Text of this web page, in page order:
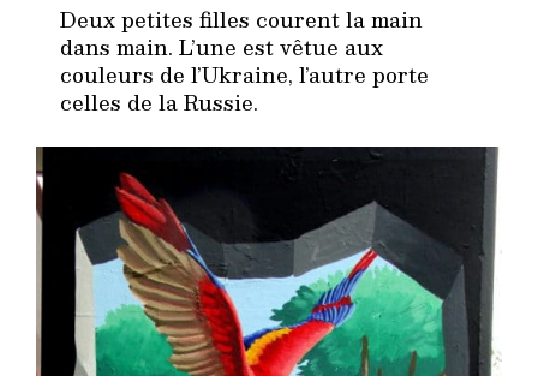
Deux petites filles courent la main
dans main. L’une est vêtue aux
couleurs de l’Ukraine, l’autre porte
celles de la Russie.